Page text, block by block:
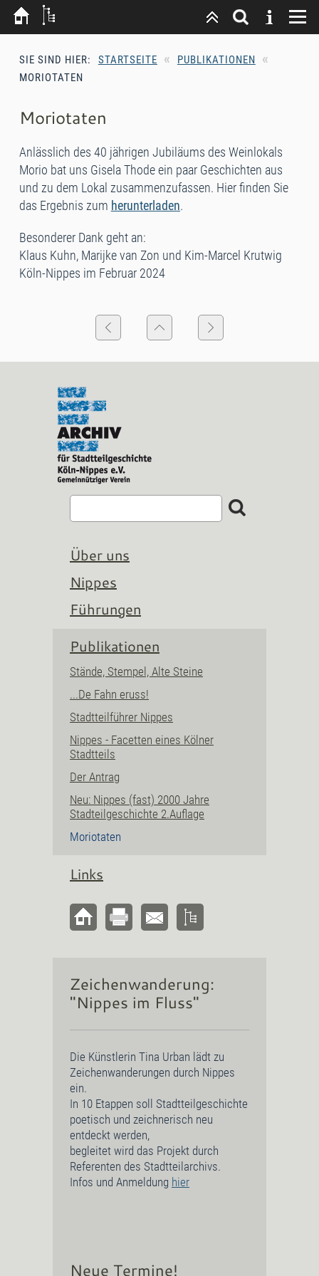
SIE SIND HIER: STARTSEITE « PUBLIKATIONEN «
MORIOTATEN
Moriotaten
Anlässlich des 40 jährigen Jubiläums des Weinlokals
Morio bat uns Gisela Thode ein paar Geschichten aus
und zu dem Lokal zusammenzufassen. Hier finden Sie
das Ergebnis zum herunterladen.
Besonderer Dank geht an:
Klaus Kuhn, Marijke van Zon und Kim-Marcel Krutwig
Köln-Nippes im Februar 2024
Über uns
Nippes
Führungen
Publikationen
Stände, Stempel, Alte Steine
...De Fahn eruss!
Stadtteilführer Nippes
Nippes - Facetten eines Kölner
Stadtteils
Der Antrag
Neu: Nippes (fast) 2000 Jahre
Stadteilgeschichte 2.Auflage
Moriotaten
Links
Zeichenwanderung:
"Nippes im Fluss"
Die Künstlerin Tina Urban lädt zu
Zeichenwanderungen durch Nippes
ein.
In 10 Etappen soll Stadtteilgeschichte
poetisch und zeichnerisch neu
entdeckt werden,
begleitet wird das Projekt durch
Referenten des Stadtteilarchivs.
Infos und Anmeldung hier
Neue Termine!